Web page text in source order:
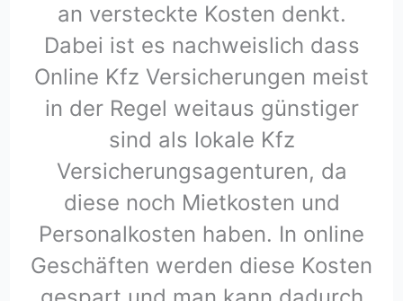
an versteckte Kosten denkt.
Dabei ist es nachweislich dass
Online Kfz Versicherungen meist
in der Regel weitaus günstiger
sind als lokale Kfz
Versicherungsagenturen, da
diese noch Mietkosten und
Personalkosten haben. In online
Geschäften werden diese Kosten